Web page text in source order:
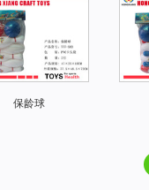
保龄球